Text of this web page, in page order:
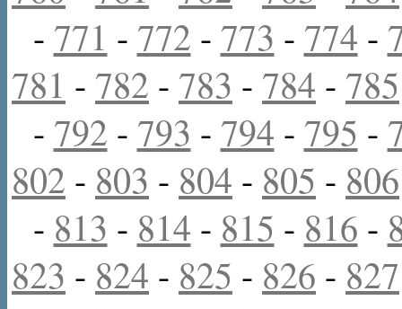
- 771 - 772 - 773 - 774 -
781 - 782 - 783 - 784 - 785
- 792 - 793 - 794 - 795 -
802 - 803 - 804 - 805 - 806
- 813 - 814 - 815 - 816 -
823 - 824 - 825 - 826 - 827